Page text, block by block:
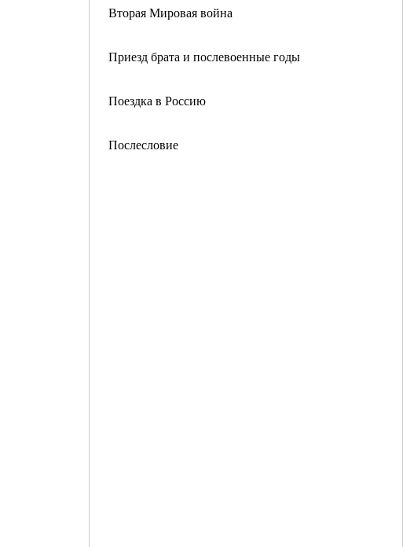
Вторая Мировая война
Приезд брата и послевоенные годы
Поездка в Россию
Послесловие